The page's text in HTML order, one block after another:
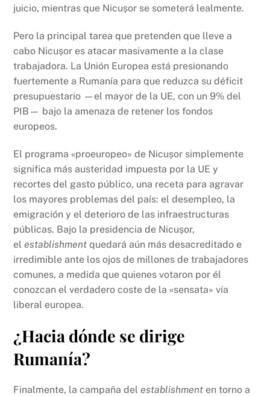
juicio, mientras que Nicușor se someterá lealmente.
Pero la principal tarea que pretenden que lleve a
cabo Nicușor es atacar masivamente a la clase
trabajadora. La Unión Europea está presionando
fuertemente a Rumanía para que reduzca su déficit
presupuestario —el mayor de la UE, con un 9% del
PIB— bajo la amenaza de retener los fondos
europeos.
El programa «proeuropeo» de Nicușor simplemente
significa más austeridad impuesta por la UE y
recortes del gasto público, una receta para agravar
los mayores problemas del país: el desempleo, la
emigración y el deterioro de las infraestructuras
públicas. Bajo la presidencia de Nicușor,
elestablishment quedará aún más desacreditado e
irredimible ante los ojos de millones de trabajadores
comunes, a medida que quienes votaron por él
conozcan el verdadero coste de la «sensata» vía
liberal europea.
¿Hacia dónde se dirige
Rumanía?
Finalmente, la campaña delestablishment en torno a